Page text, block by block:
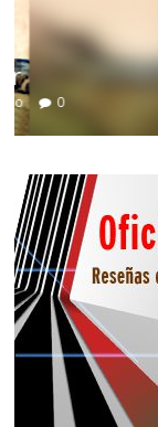
Un vergel
nostalgia
12 octubre, 2024